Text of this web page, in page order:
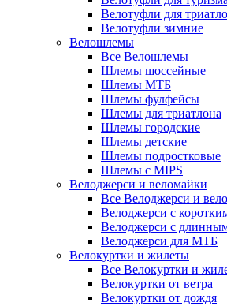
Велотуфли для
Велотуфли зимние
Велошлемы
Все Велошлемы
Шлемы шоссейные
Шлемы МТБ
Шлемы фулфейсы
Шлемы для триатлона
Шлемы городские
Шлемы детские
Шлемы подростковые
Шлемы с MIPS
Велоджерси и веломайки
Все Велоджерси и
Велоджерси с
Велоджерси с
Велоджерси для МТБ
Велокуртки и жилеты
Все Велокуртки и
Велокуртки от ветра
Велокуртки от дождя